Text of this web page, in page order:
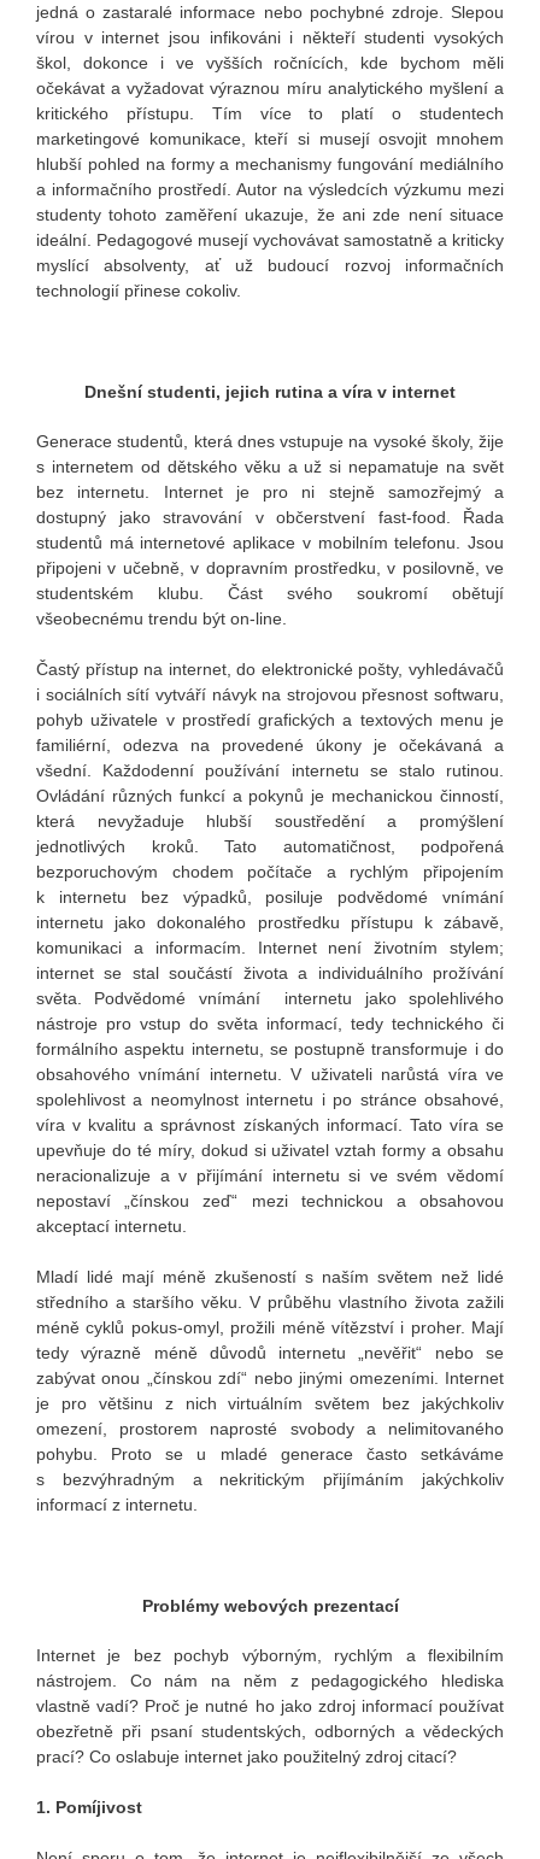
jedná o zastaralé informace nebo pochybné zdroje. Slepou
vírou v internet jsou infikováni i někteří studenti vysokých
škol, dokonce i ve vyšších ročnících, kde bychom měli
očekávat a vyžadovat výraznou míru analytického myšlení a
kritického přístupu. Tím více to platí o studentech
marketingové komunikace, kteří si musejí osvojit mnohem
hlubší pohled na formy a mechanismy fungování mediálního
a informačního prostředí. Autor na výsledcích výzkumu mezi
studenty tohoto zaměření ukazuje, že ani zde není situace
ideální. Pedagogové musejí vychovávat samostatně a kriticky
myslící absolventy, ať už budoucí rozvoj informačních
technologií přinese cokoliv.
Dnešní studenti, jejich rutina a víra v internet
Generace studentů, která dnes vstupuje na vysoké školy, žije
s internetem od dětského věku a už si nepamatuje na svět
bez internetu. Internet je pro ni stejně samozřejmý a
dostupný jako stravování v občerstvení fast-food. Řada
studentů má internetové aplikace v mobilním telefonu. Jsou
připojeni v učebně, v dopravním prostředku, v posilovně, ve
studentském klubu. Část svého soukromí obětují
všeobecnému trendu být on-line.
Častý přístup na internet, do elektronické pošty, vyhledávačů
i sociálních sítí vytváří návyk na strojovou přesnost softwaru,
pohyb uživatele v prostředí grafických a textových menu je
familiérní, odezva na provedené úkony je očekávaná a
všední. Každodenní používání internetu se stalo rutinou.
Ovládání různých funkcí a pokynů je mechanickou činností,
která nevyžaduje hlubší soustředění a promýšlení
jednotlivých kroků. Tato automatičnost, podpořená
bezporuchovým chodem počítače a rychlým připojením
k internetu bez výpadků, posiluje podvědomé vnímání
internetu jako dokonalého prostředku přístupu k zábavě,
komunikaci a informacím. Internet není životním stylem;
internet se stal součástí života a individuálního prožívání
světa. Podvědomé vnímání internetu jako spolehlivého
nástroje pro vstup do světa informací, tedy technického či
formálního aspektu internetu, se postupně transformuje i do
obsahového vnímání internetu. V uživateli narůstá víra ve
spolehlivost a neomylnost internetu i po stránce obsahové,
víra v kvalitu a správnost získaných informací. Tato víra se
upevňuje do té míry, dokud si uživatel vztah formy a obsahu
neracionalizuje a v přijímání internetu si ve svém vědomí
nepostaví „čínskou zeď“ mezi technickou a obsahovou
akceptací internetu.
Mladí lidé mají méně zkušeností s naším světem než lidé
středního a staršího věku. V průběhu vlastního života zažili
méně cyklů pokus-omyl, prožili méně vítězství i proher. Mají
tedy výrazně méně důvodů internetu „nevěřit“ nebo se
zabývat onou „čínskou zdí“ nebo jinými omezeními. Internet
je pro většinu z nich virtuálním světem bez jakýchkoliv
omezení, prostorem naprosté svobody a nelimitovaného
pohybu. Proto se u mladé generace často setkáváme
s bezvýhradným a nekritickým přijímáním jakýchkoliv
informací z internetu.
Problémy webových prezentací
Internet je bez pochyb výborným, rychlým a flexibilním
nástrojem. Co nám na něm z pedagogického hlediska
vlastně vadí? Proč je nutné ho jako zdroj informací používat
obezřetně při psaní studentských, odborných a vědeckých
prací? Co oslabuje internet jako použitelný zdroj citací?
1. Pomíjivost